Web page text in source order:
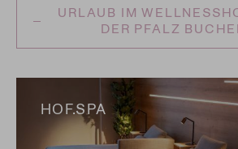
URLAUB IM
DER PFALZ
HOF.SPA